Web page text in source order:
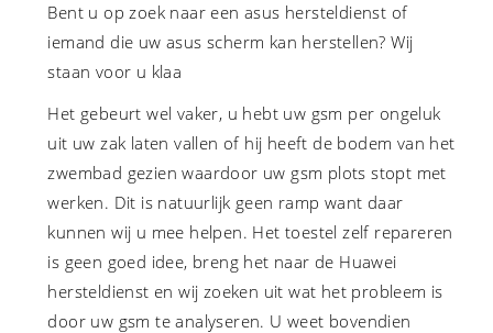
Bent u op zoek naar een asus hersteldienst of
iemand die uw asus scherm kan herstellen? Wij
staan voor u klaa
Het gebeurt wel vaker, u hebt uw gsm per ongeluk
uit uw zak laten vallen of hij heeft de bodem van het
zwembad gezien waardoor uw gsm plots stopt met
werken. Dit is natuurlijk geen ramp want daar
kunnen wij u mee helpen. Het toestel zelf repareren
is geen goed idee, breng het naar de Huawei
hersteldienst en wij zoeken uit wat het probleem is
door uw gsm te analyseren. U weet bovendien